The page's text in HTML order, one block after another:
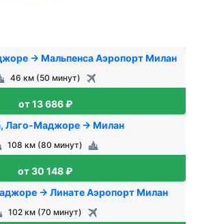
→ Мальпенса Аэропорт Милан
46 км (50 минут)
от 13 686 ₽
Лаго-Маджоре → Милан
108 км (80 минут)
от 30 148 ₽
→ Линате Аэропорт Милан
102 км (70 минут)